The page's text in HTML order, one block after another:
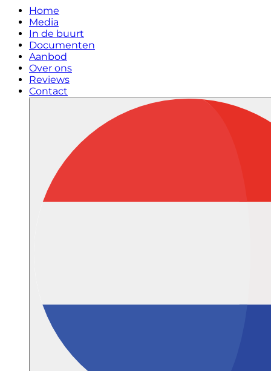
Home
Media
In de buurt
Documenten
Aanbod
Over ons
Reviews
Contact